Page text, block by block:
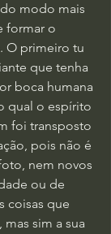
modo mais
formar o
O primeiro tu
que tenha
boca humana
qual o espírito
foi transposto
pois não é
nem novos
ou de
coisas que
sim a sua